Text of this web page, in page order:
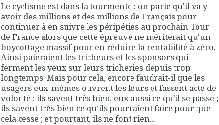
Le cyclisme est dans la tourmente : on parie qu'il va y
avoir des millions et des millions de Français pour
continuer à en suivre les péripéties au prochain Tour
de France alors que cette épreuve ne mériterait qu'un
boycottage massif pour en réduire la rentabilité à zéro.
Ainsi paieraient les tricheurs et les sponsors qui
ferment les yeux sur leurs tricheries depuis trop
longtemps. Mais pour cela, encore faudrait-il que les
usagers eux-mêmes ouvrent les leurs et fassent acte de
volonté : ils savent très bien, eux aussi ce qu'il se passe ;
ils savent très bien ce qu'ils pourraient faire pour que
cela cesse ; et pourtant, ils ne font rien...